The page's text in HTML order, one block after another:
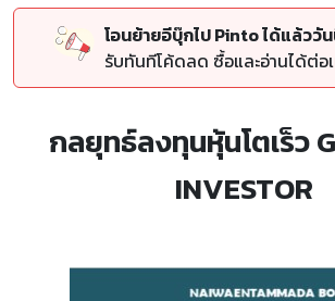
โอนย้ายอีบุ๊กไป Pinto ได้แล้ววั
รับทันทีโค้ดลด ซื้อและอ่านได้ต่อ
กลยุทธ์ลงทุนหุ้นโตเร็ว
INVESTOR